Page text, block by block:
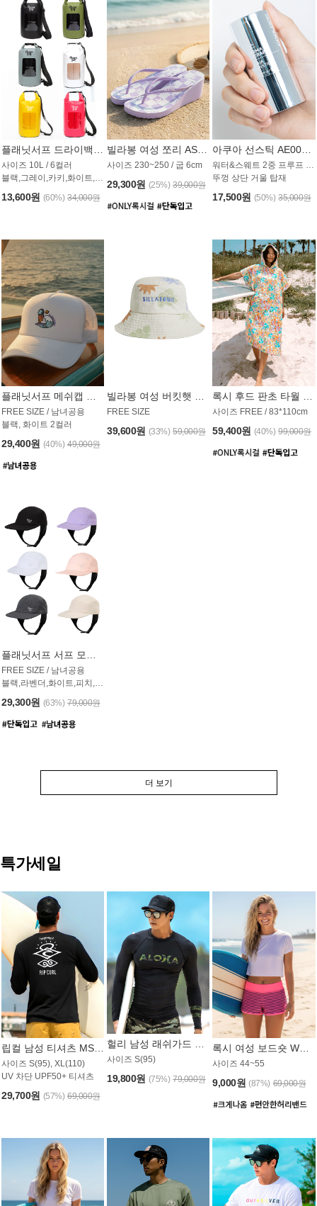
사이즈 10L / 6컬러
블랙,그레이,카키,화이트,옐로우,핑크
13,600원 (60%) 34,000원
사이즈 230~250 / 굽 6cm
29,300원 (25%) 39,000원
워터&스웨트 2중 프루프 / SPF 50+
뚜껑 상단 거울 탑재
17,500원 (50%) 35,000원
FREE SIZE / 남녀공용
블랙, 화이트 2컬러
29,400원 (40%) 49,000원
FREE SIZE
39,600원 (33%) 59,000원
사이즈 FREE / 83*110cm
59,400원 (40%) 99,000원
플래닛서프 서프 모자 UAC007PS
FREE SIZE / 남녀공용
블랙,라벤더,화이트,피치,그레이,오트밀 6컬러
29,300원 (63%) 79,000원
더 보기
특가세일
사이즈 S(95), XL(110)
UV 차단 UPF50+ 티셔츠
29,700원 (57%) 69,000원
사이즈 S(95)
19,800원 (75%) 79,000원
사이즈 44~55
9,000원 (87%) 69,000원